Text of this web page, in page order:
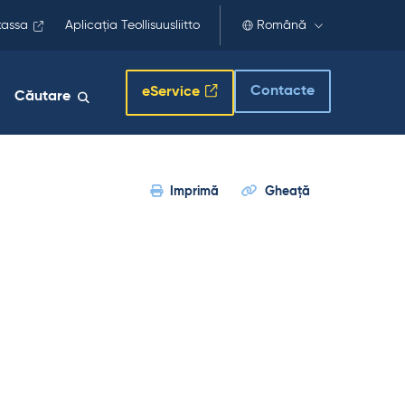
Aplicația Teollisuusliitto Română
Căutare eService Contacte
Imprimă Gheaţă